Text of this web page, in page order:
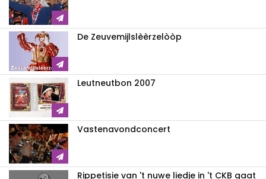
De Zeuvemijlslèèrzelòòp
Leutneutbon 2007
Vastenavondconcert
Rippetisie van 't nuwe liedje in 't CKB gaat